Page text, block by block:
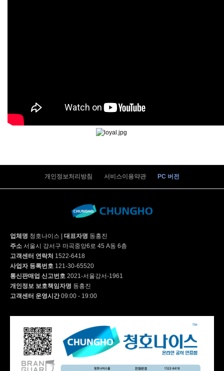
WI-53C8600M | 31,900
AP-10H4553 | 17,900
AP-11H5560 | 29,900
AV-06H3050 | 31,900
AP-26H7050 | 20,900
개인정보처리방침 서비스이용약관 PC 버전
업체명 청호나이스 대표자명 동홍진
주소 서울시 강서구 마곡중앙6로 45 A동 6층
고객센터 연락처 1522-6418
사업자 등록번호 121-30-65520
통신판매업 신고번호 2021-서울강서-1961
개인정보 보호책임자명 동홍진
고객센터 운영시간09:00 - 19:00